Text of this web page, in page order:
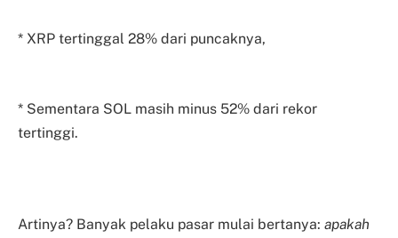
* XRP tertinggal 28% dari puncaknya,
* Sementara SOL masih minus 52% dari rekor
tertinggi.
Artinya? Banyak pelaku pasar mulai bertanya: apakah